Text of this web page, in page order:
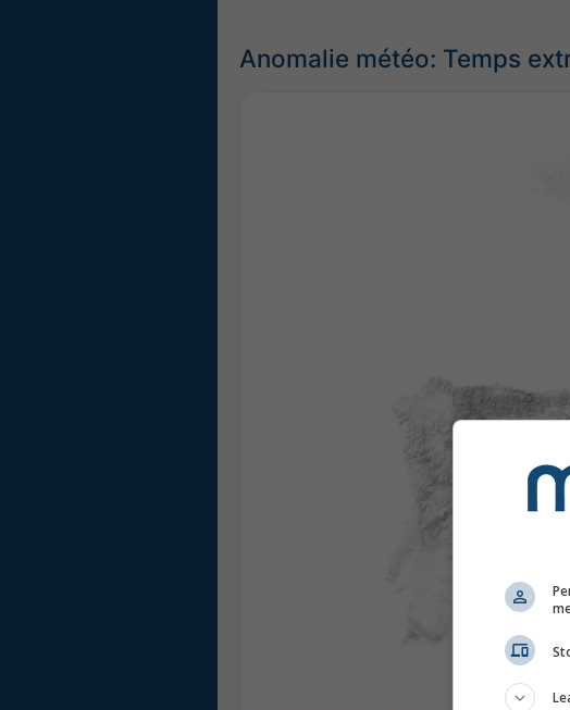
Anomalie météo: Temps